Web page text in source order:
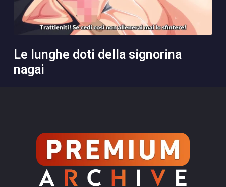
le lunghe doti della signorina
nagai